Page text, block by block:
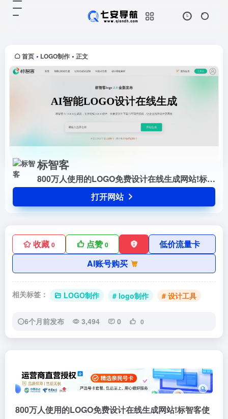
首页 • LOGO制作 • 正文
标智客
800万人使用的LOGO免费设计在线生成网站!标智客使用AIGC技术为品牌在线生成logo,智能化生成公司logo设计,商标设计,标志设计及企业VI设计. 标志客可1分钟生成个性化logo设计和VI设计，源文件可下载!
打开网站
收藏 0 点赞0
低价流量卡
AI账号购买
相关标签： LOGO制作 # logo制作 # 设计工具
6个月前发布 3,494 0 0
牌在线生成logo,智能化生成公司
logo设计,商标设计,标志设计及企业
VI设计. 标志...
800万人使用的LOGO免费设计在线生成网站!标智客使